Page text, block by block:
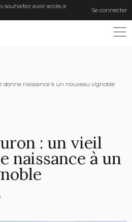
souhaitez avoir accès à
Se connecter
donne naissance à un nouveau vignoble
: un vieil
naissance à un